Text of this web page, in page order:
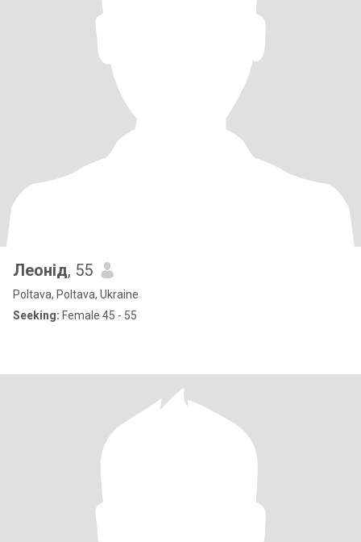
Леонід, 55
Poltava, Poltava, Ukraine
Seeking: Female 45 - 55